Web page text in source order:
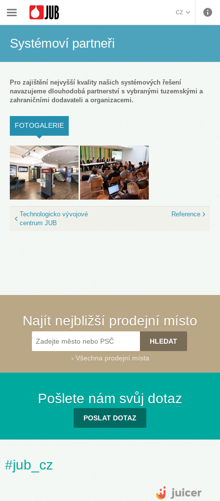
CZ
ΕΛΛΗΝΙΚΑ (GREEK)
MAGYAR (HUNGARIAN)
O firmě › Systémoví partneři
Systémoví partneři
Pro zajištění nejvyšší kvality našich systémových řešení
navazujeme dlouhodobá partnerství s vybranými tuzemskými a
zahraničními dodavateli a organizacemi.
FOTOGALERIE
Technologicko vývojové
centrum JUB
Reference
Najít nejbližší prodejní místo
› Všechna prodejní místa
Pošlete nám svůj dotaz
POSLAT DOTAZ
#jub_cz